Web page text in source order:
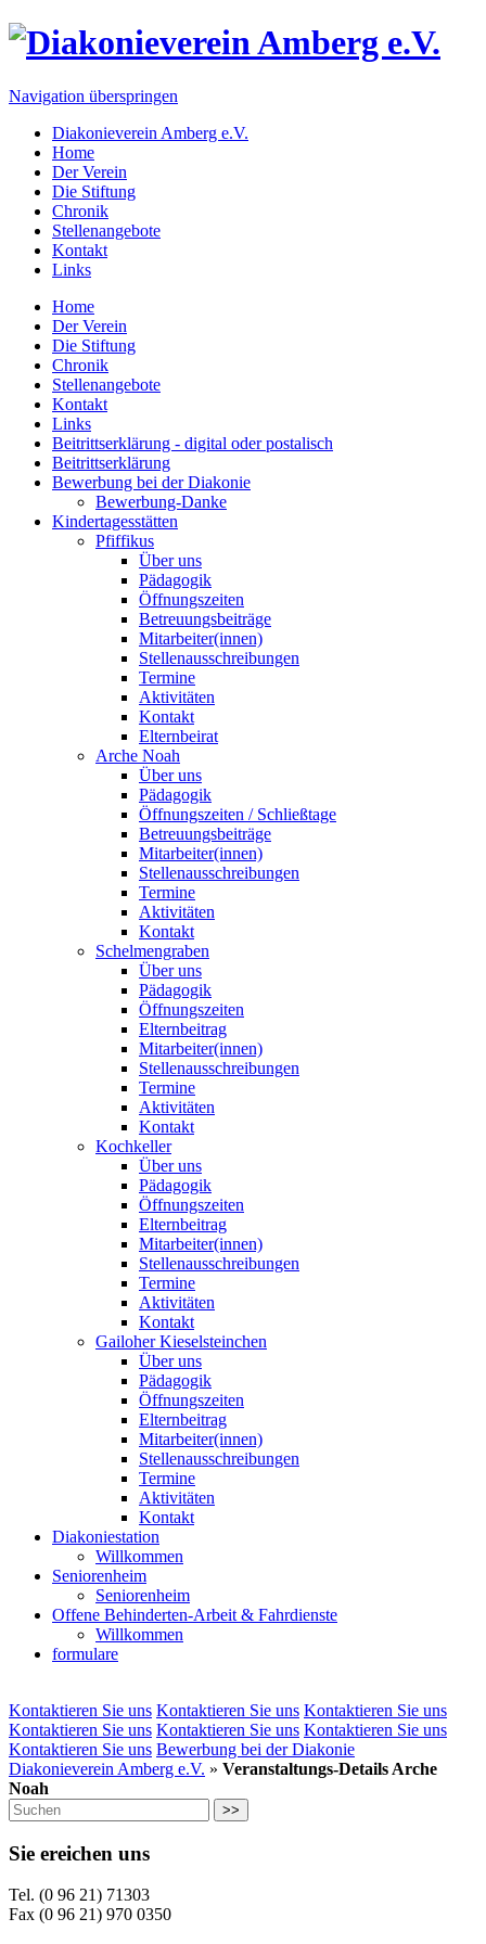
Navigation überspringen
Diakonieverein Amberg e.V.
Home
Der Verein
Die Stiftung
Chronik
Stellenangebote
Kontakt
Links
Home
Der Verein
Die Stiftung
Chronik
Stellenangebote
Kontakt
Links
Beitrittserklärung - digital oder postalisch
Beitrittserklärung
Bewerbung bei der Diakonie
Bewerbung-Danke
Kindertagesstätten
Pfiffikus
Über uns
Pädagogik
Öffnungszeiten
Betreuungsbeiträge
Mitarbeiter(innen)
Stellenausschreibungen
Termine
Aktivitäten
Kontakt
Elternbeirat
Arche Noah
Über uns
Pädagogik
Öffnungszeiten / Schließtage
Betreuungsbeiträge
Mitarbeiter(innen)
Stellenausschreibungen
Termine
Aktivitäten
Kontakt
Schelmengraben
Über uns
Pädagogik
Öffnungszeiten
Elternbeitrag
Mitarbeiter(innen)
Stellenausschreibungen
Termine
Aktivitäten
Kontakt
Kochkeller
Über uns
Pädagogik
Öffnungszeiten
Elternbeitrag
Mitarbeiter(innen)
Stellenausschreibungen
Termine
Aktivitäten
Kontakt
Gailoher Kieselsteinchen
Über uns
Pädagogik
Öffnungszeiten
Elternbeitrag
Mitarbeiter(innen)
Stellenausschreibungen
Termine
Aktivitäten
Kontakt
Diakoniestation
Willkommen
Seniorenheim
Seniorenheim
Offene Behinderten-Arbeit & Fahrdienste
Willkommen
formulare
Kontaktieren Sie uns Kontaktieren Sie uns Kontaktieren Sie uns
Kontaktieren Sie uns Kontaktieren Sie uns Kontaktieren Sie uns
Kontaktieren Sie uns Bewerbung bei der Diakonie
Diakonieverein Amberg e.V. » Veranstaltungs-Details Arche
Noah
>>
Sie ereichen uns
Tel. (0 96 21) 71303
Fax (0 96 21) 970 0350